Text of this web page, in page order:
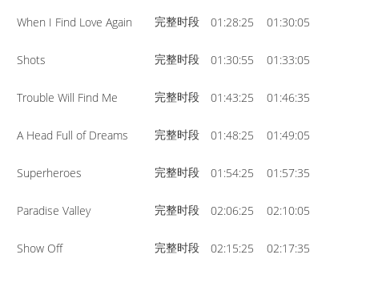
When I Find Love Again 完整时段 01:28:25 01:30:05
Shots 完整时段 01:30:55 01:33:05
Trouble Will Find Me 完整时段 01:43:25 01:46:35
A Head Full of Dreams 完整时段 01:48:25 01:49:05
Superheroes 完整时段 01:54:25 01:57:35
Paradise Valley 完整时段 02:06:25 02:10:05
Show Off 完整时段 02:15:25 02:17:35